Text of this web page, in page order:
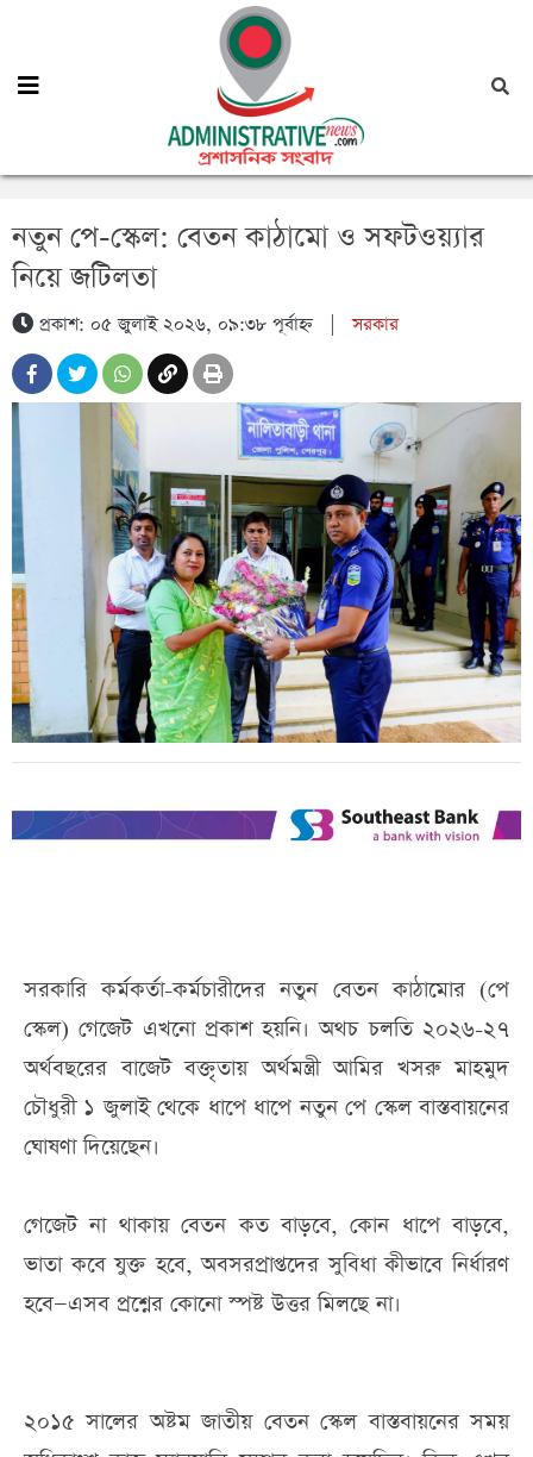
নতুন পে-স্কেল: বেতন কাঠামো ও সফটওয়্যার
নিয়ে জটিলতা
প্রকাশ: ০৫ জুলাই ২০২৬, ০৯:৩৮ পূর্বাহ্ন|সরকার
সরকারি কর্মকর্তা-কর্মচারীদের নতুন বেতন কাঠামোর (পে
স্কেল) গেজেট এখনো প্রকাশ হয়নি। অথচ চলতি ২০২৬-২৭
অর্থবছরের বাজেট বক্তৃতায় অর্থমন্ত্রী আমির খসরু মাহমুদ
চৌধুরী ১ জুলাই থেকে ধাপে ধাপে নতুন পে স্কেল বাস্তবায়নের
ঘোষণা দিয়েছেন।
গেজেট না থাকায় বেতন কত বাড়বে, কোন ধাপে বাড়বে,
ভাতা কবে যুক্ত হবে, অবসরপ্রাপ্তদের সুবিধা কীভাবে নির্ধারণ
হবে—এসব প্রশ্নের কোনো স্পষ্ট উত্তর মিলছে না।
২০১৫ সালের অষ্টম জাতীয় বেতন স্কেল বাস্তবায়নের সময়